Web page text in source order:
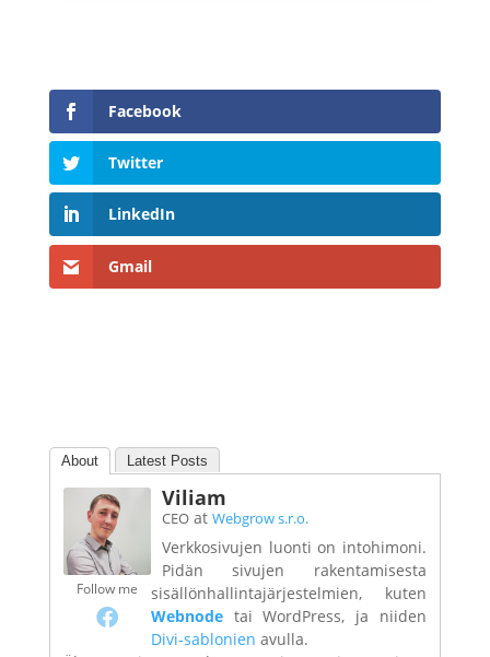
Facebook
Twitter
LinkedIn
Gmail
About Latest Posts
Follow me
Viliam
CEOat Webgrow s.r.o.
Verkkosivujen luonti on intohimoni.
Pidän sivujen rakentamisesta
sisällönhallintajärjestelmien, kuten
Webnodetai WordPress, ja niiden
Divi-sablonien avulla.